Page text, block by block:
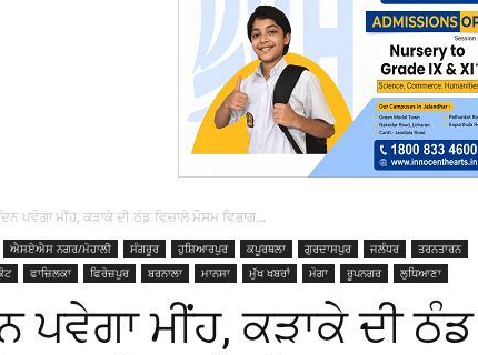
ਪਵੇਗਾ ਮੀਂਹ, ਕੜਾਕੇ ਦੀ ਠੰਡ ਵਿਚਾਲੇ ਮੌਸਮ ਵਿਭਾਗ...
ਐਸਏਐਸ ਨਗਰ/ਮੋਹਾਲੀ ਸੰਗਰੂਰ ਹੁਸ਼ਿਆਰਪੁਰ ਕਪੂਰਥਲਾ ਗੁਰਦਾਸਪੁਰ ਜਲੰਧਰ
ਤਰਨਤਾਰਨ
ਫਾਜ਼ਿਲਕਾ ਫਿਰੋਜ਼ਪੁਰ ਬਰਨਾਲਾ ਮਾਨਸਾ ਮੁੱਖ ਖਬਰਾਂ ਮੋਗਾ ਰੂਪਨਗਰ ਲੁਧਿਆਣਾ
ਪਵੇਗਾ ਮੀਂਹ, ਕੜਾਕੇ ਦੀ ਠੰਡ